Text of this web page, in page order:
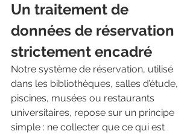
Un traitement de
données de réservation
strictement encadré
Notre système de réservation, utilisé
dans les bibliothèques, salles d’étude,
piscines, musées ou restaurants
universitaires, repose sur un principe
simple : ne collecter que ce qui est